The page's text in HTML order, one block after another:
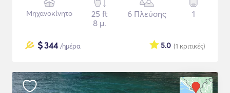
Μηχανοκίνητο
25 ft
8 μ.
6 Πλεύσης 1
$344/ημέρα (1 κριτικές)
5.0